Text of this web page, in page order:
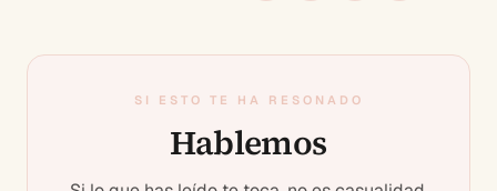
SI ESTO TE HA RESONADO
Hablemos